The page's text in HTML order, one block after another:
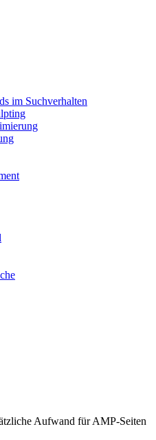
im Suchverhalten
Aufwand für AMP-Seiten